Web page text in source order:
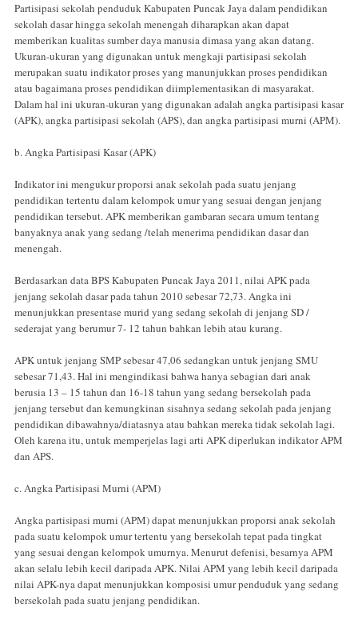
Partisipasi sekolah penduduk Kabupaten Puncak Jaya dalam pendidikan
sekolah dasar hingga sekolah menengah diharapkan akan dapat
memberikan kualitas sumber daya manusia dimasa yang akan datang.
Ukuran-ukuran yang digunakan untuk mengkaji partisipasi sekolah
merupakan suatu indikator proses yang manunjukkan proses pendidikan
atau bagaimana proses pendidikan diimplementasikan di masyarakat.
Dalam hal ini ukuran-ukuran yang digunakan adalah angka partisipasi kasar
(APK), angka partisipasi sekolah (APS), dan angka partisipasi murni (APM).
b. Angka Partisipasi Kasar (APK)
Indikator ini mengukur proporsi anak sekolah pada suatu jenjang
pendidikan tertentu dalam kelompok umur yang sesuai dengan jenjang
pendidikan tersebut. APK memberikan gambaran secara umum tentang
banyaknya anak yang sedang /telah menerima pendidikan dasar dan
menengah.
Berdasarkan data BPS Kabupaten Puncak Jaya 2011, nilai APK pada
jenjang sekolah dasar pada tahun 2010 sebesar 72,73. Angka ini
menunjukkan presentase murid yang sedang sekolah di jenjang SD /
sederajat yang berumur 7- 12 tahun bahkan lebih atau kurang.
APK untuk jenjang SMP sebesar 47,06 sedangkan untuk jenjang SMU
sebesar 71,43. Hal ini mengindikasi bahwa hanya sebagian dari anak
berusia 13 – 15 tahun dan 16-18 tahun yang sedang bersekolah pada
jenjang tersebut dan kemungkinan sisahnya sedang sekolah pada jenjang
pendidikan dibawahnya/diatasnya atau bahkan mereka tidak sekolah lagi.
Oleh karena itu, untuk memperjelas lagi arti APK diperlukan indikator APM
dan APS.
c. Angka Partisipasi Murni (APM)
Angka partisipasi murni (APM) dapat menunjukkan proporsi anak sekolah
pada suatu kelompok umur tertentu yang bersekolah tepat pada tingkat
yang sesuai dengan kelompok umurnya. Menurut defenisi, besarnya APM
akan selalu lebih kecil daripada APK. Nilai APM yang lebih kecil daripada
nilai APK-nya dapat menunjukkan komposisi umur penduduk yang sedang
bersekolah pada suatu jenjang pendidikan.